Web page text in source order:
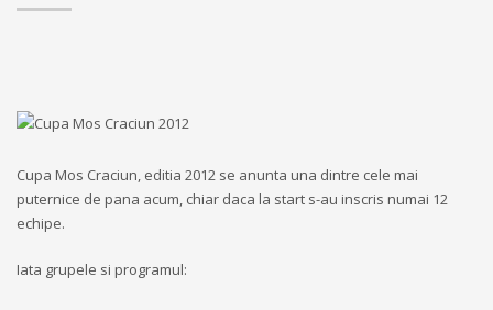
Cupa Mos Craciun, editia 2012 se anunta una dintre cele mai
puternice de pana acum, chiar daca la start s-au inscris numai 12
echipe.
Iata grupele si programul: